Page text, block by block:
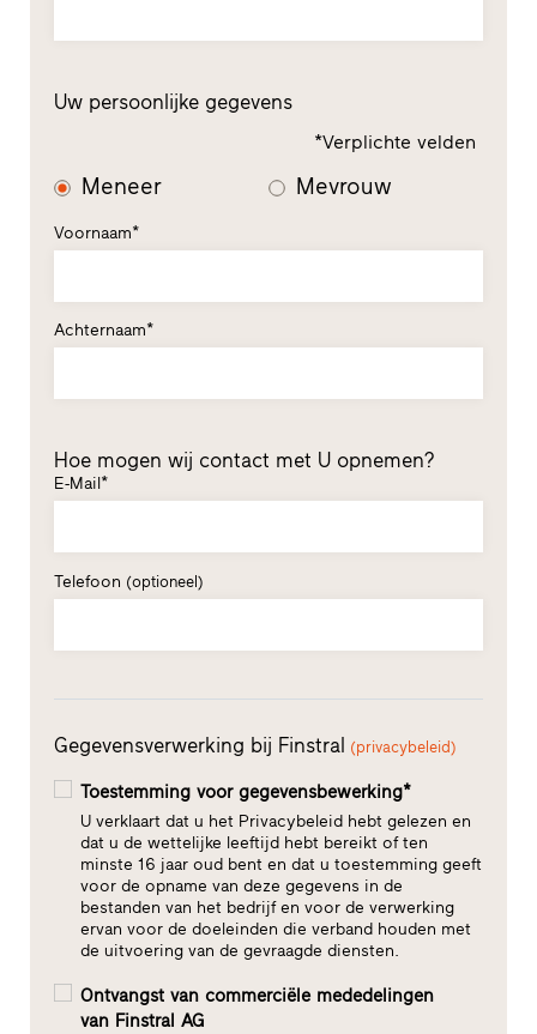
Uw persoonlijke gegevens
*Verplichte velden
Meneer Mevrouw
Voornaam*
Achternaam*
Hoe mogen wij contact met U opnemen?
E-Mail*
Telefoon (optioneel)
Gegevensverwerking bij Finstral (privacybeleid)
Toestemming voor gegevensbewerking*
U verklaart dat u het Privacybeleid hebt gelezen en
dat u de wettelijke leeftijd hebt bereikt of ten
minste 16 jaar oud bent en dat u toestemming geeft
voor de opname van deze gegevens in de
bestanden van het bedrijf en voor de verwerking
ervan voor de doeleinden die verband houden met
de uitvoering van de gevraagde diensten.
Ontvangst van commerciële mededelingen
van Finstral AG